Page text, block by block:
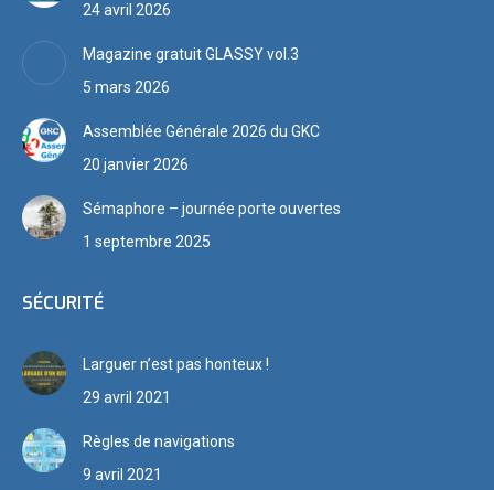
24 avril 2026
Magazine gratuit GLASSY vol.3
5 mars 2026
Assemblée Générale 2026 du GKC
20 janvier 2026
Sémaphore – journée porte ouvertes
1 septembre 2025
SÉCURITÉ
Larguer n’est pas honteux !
29 avril 2021
Règles de navigations
9 avril 2021